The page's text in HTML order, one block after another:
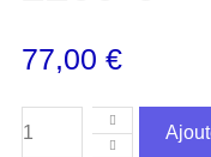
77,00 €